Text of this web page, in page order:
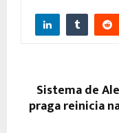
Sistema de
praga reinicia